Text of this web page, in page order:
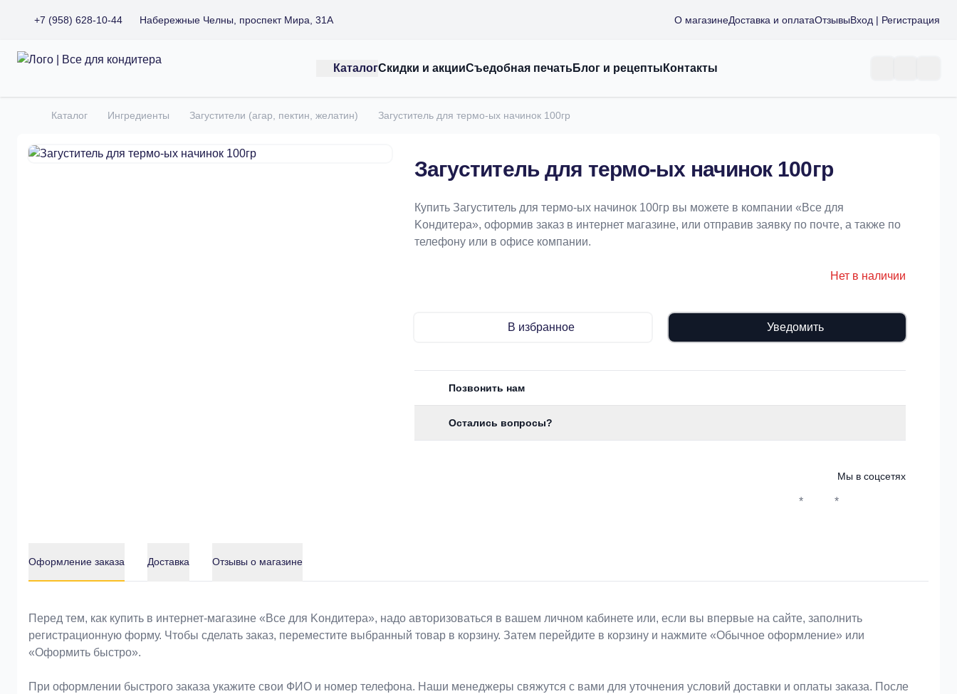
+7 (958) 628-10-44 Набережные Челны, проспект Мира, 31А О магазинеДоставка и оплатаОтзывыВход | Регистрация
Все для кондитера
КаталогСкидки и акцииСъедобная печатьБлог и рецепты Контакты
Главная
Каталог Ингредиенты Загустители (агар, пектин, желатин) Загуститель для термо-ых начинок 100гр
Загуститель для термо-ых начинок 100гр
Купить Загуститель для термо-ых начинок 100гр вы можете в компании «Bce для
Koндитeрa», оформив заказ в интернет магазине, или отправив заявку по почте, а также по
телефону или в офисе компании.
Нет в наличии
В избранное Уведомить
Позвонить нам
Остались вопросы?
Мы в соцсетях
* *
Оформление заказа Доставка Отзывы о магазине
Оформление заказа
Перед тем, как купить в интернет-магазине «Bce для Koндитeрa», надо авторизоваться в вашем личном кабинете или, если вы впервые на сайте, заполнить
регистрационную форму. Чтобы сделать заказ, переместите выбранный товар в корзину. Затем перейдите в корзину и нажмите «Обычное оформление» или
«Оформить быстро».
При оформлении быстрого заказа укажите свои ФИО и номер телефона. Наши менеджеры свяжутся с вами для уточнения условий доставки и оплаты заказа. После